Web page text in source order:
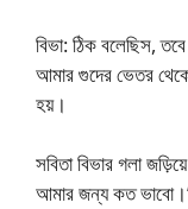
বিভা: ঠিক বলেছিস, তবে
আমার গুদের ভেতর
হয়।
সবিতা বিভার গলা
আমার জন্য কত